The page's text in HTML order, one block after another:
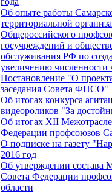
Об опыте работы
территориальной
Общероссийского
госучреждений и
обслуживания РФ по
увеличению численности
Постановление "О
заседания Совета ФПСО"
Об итогах конкурса
видеороликов "За
Об итогах XII
Федерации профсоюзов
О подписке на газету
2016 год
Об утверждении состава
Совета Федерации
области